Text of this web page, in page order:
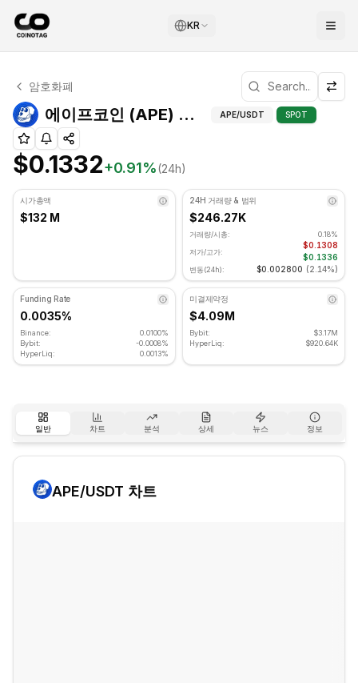
KR
에이프코인 기술적 분석
에이프코인 현재 $0.1332에 거래되고 있습니다. RSI 지표
암호화폐
에이프코인 (APE) 기술적 지표 에이프코인
APE/USDT SPOT
$0.1332+0.91%(24h)
시가총액
$132 M
24H 거래량 & 범위
$246.27K
거래량/시총:
0.18%
저가/고가:
$0.1308
$0.1336
변동(24h): $0.002800 (2.14%)
Funding Rate
0.0035%
Binance:
0.0100%
Bybit:
-0.0008%
HyperLiq:
0.0013%
미결제약정
$4.09M
Bybit:
$3.17M
HyperLiq:
$920.64K
일반 차트 분석 상세 뉴스 정보
APE/USDT 차트